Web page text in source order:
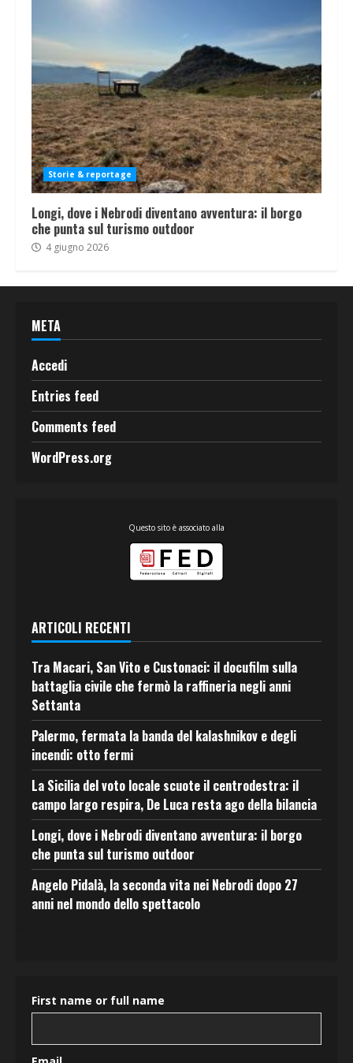
Storie & reportage
Longi, dove i Nebrodi diventano avventura: il borgo
che punta sul turismo outdoor
4 giugno 2026
META
Accedi
Entries feed
Comments feed
WordPress.org
Questo sito è associato alla
ARTICOLI RECENTI
Tra Macari, San Vito e Custonaci: il docufilm sulla
battaglia civile che fermò la raffineria negli anni
Settanta
Palermo, fermata la banda del kalashnikov e degli
incendi: otto fermi
La Sicilia del voto locale scuote il centrodestra: il
campo largo respira, De Luca resta ago della bilancia
Longi, dove i Nebrodi diventano avventura: il borgo
che punta sul turismo outdoor
Angelo Pidalà, la seconda vita nei Nebrodi dopo 27
anni nel mondo dello spettacolo
First name or full name